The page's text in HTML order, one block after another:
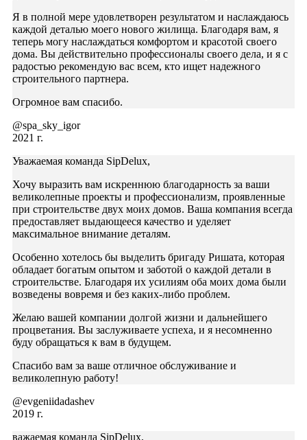
Я в полной мере удовлетворен результатом и наслаждаюсь
каждой деталью моего нового жилища. Благодаря вам, я
теперь могу наслаждаться комфортом и красотой своего
дома. Вы действительно профессионалы своего дела, и я с
радостью рекомендую вас всем, кто ищет надежного
строительного партнера.
Огромное вам спасибо.
@spa_sky_igor
2021 г.
Уважаемая команда SipDelux,
Хочу выразить вам искреннюю благодарность за ваши
великолепные проекты и профессионализм, проявленные
при строительстве двух моих домов. Ваша компания всегда
предоставляет выдающееся качество и уделяет
максимальное внимание деталям.
Особенно хотелось бы выделить бригаду Ришата, которая
обладает богатым опытом и заботой о каждой детали в
строительстве. Благодаря их усилиям оба моих дома были
возведены вовремя и без каких-либо проблем.
Желаю вашей компании долгой жизни и дальнейшего
процветания. Вы заслуживаете успеха, и я несомненно
буду обращаться к вам в будущем.
Спасибо вам за ваше отличное обслуживание и
великолепную работу!
@evgeniidadashev
2019 г.
важаемая команда SipDelux,